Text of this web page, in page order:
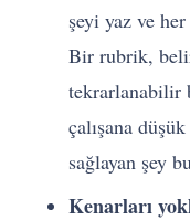
şeyi yaz ve
Bir rubrik,
tekrarlanabilir
çalışana
sağlayan şey
Kenarları